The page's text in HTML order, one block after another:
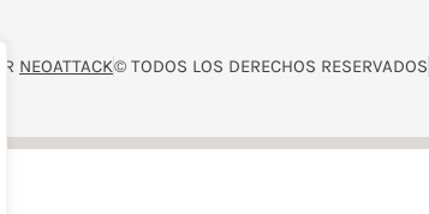
NEOATTACK© TODOS LOS DERECHOS RESERVADOS